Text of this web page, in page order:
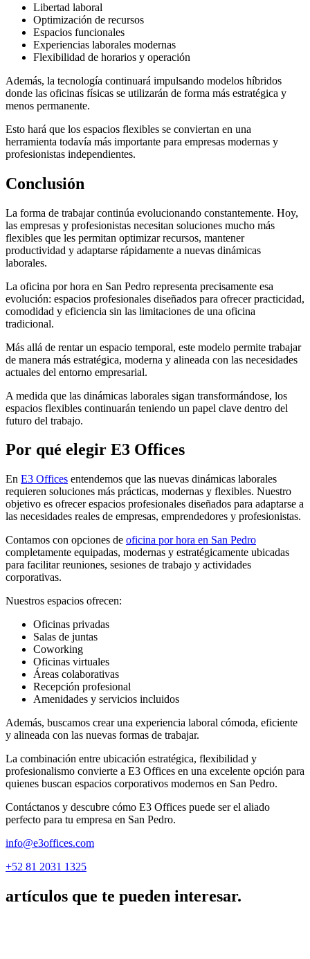
Libertad laboral
Optimización de recursos
Espacios funcionales
Experiencias laborales modernas
Flexibilidad de horarios y operación
Además, la tecnología continuará impulsando modelos híbridos
donde las oficinas físicas se utilizarán de forma más estratégica y
menos permanente.
Esto hará que los espacios flexibles se conviertan en una
herramienta todavía más importante para empresas modernas y
profesionistas independientes.
Conclusión
La forma de trabajar continúa evolucionando constantemente. Hoy,
las empresas y profesionistas necesitan soluciones mucho más
flexibles que les permitan optimizar recursos, mantener
productividad y adaptarse rápidamente a nuevas dinámicas
laborales.
La oficina por hora en San Pedro representa precisamente esa
evolución: espacios profesionales diseñados para ofrecer practicidad,
comodidad y eficiencia sin las limitaciones de una oficina
tradicional.
Más allá de rentar un espacio temporal, este modelo permite trabajar
de manera más estratégica, moderna y alineada con las necesidades
actuales del entorno empresarial.
A medida que las dinámicas laborales sigan transformándose, los
espacios flexibles continuarán teniendo un papel clave dentro del
futuro del trabajo.
Por qué elegir E3 Offices
En E3 Offices entendemos que las nuevas dinámicas laborales
requieren soluciones más prácticas, modernas y flexibles. Nuestro
objetivo es ofrecer espacios profesionales diseñados para adaptarse a
las necesidades reales de empresas, emprendedores y profesionistas.
Contamos con opciones de oficina por hora en San Pedro
completamente equipadas, modernas y estratégicamente ubicadas
para facilitar reuniones, sesiones de trabajo y actividades
corporativas.
Nuestros espacios ofrecen:
Oficinas privadas
Salas de juntas
Coworking
Oficinas virtuales
Áreas colaborativas
Recepción profesional
Amenidades y servicios incluidos
Además, buscamos crear una experiencia laboral cómoda, eficiente
y alineada con las nuevas formas de trabajar.
La combinación entre ubicación estratégica, flexibilidad y
profesionalismo convierte a E3 Offices en una excelente opción para
quienes buscan espacios corporativos modernos en San Pedro.
Contáctanos y descubre cómo E3 Offices puede ser el aliado
perfecto para tu empresa en San Pedro.
info@e3offices.com
+52 81 2031 1325
artículos que te pueden interesar.